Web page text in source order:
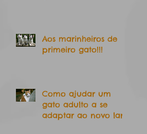
Aos marinheiros de
primeiro gato!!!
Como ajudar um
gato adulto a se
adaptar ao novo lar